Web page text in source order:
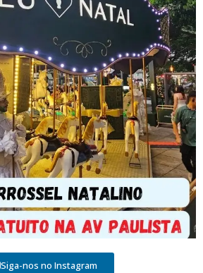
Siga-nos no Instagram